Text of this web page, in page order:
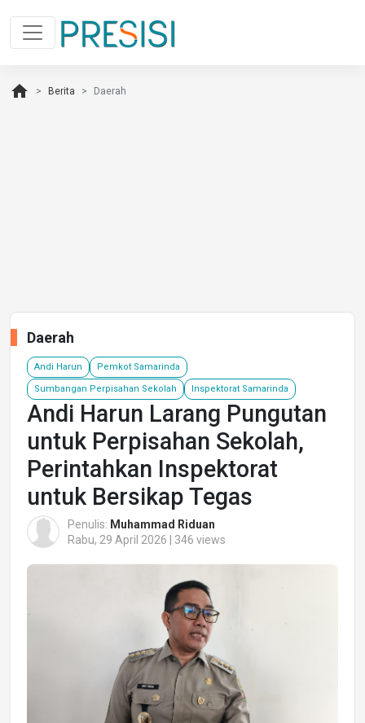
home Berita Daerah
Daerah
Andi Harun Pemkot Samarinda
Sumbangan Perpisahan Sekolah Inspektorat Samarinda
Andi Harun Larang Pungutan
untuk Perpisahan Sekolah,
Perintahkan Inspektorat
untuk Bersikap Tegas
Penulis: Muhammad Riduan
Rabu, 29 April 2026 | 346 views